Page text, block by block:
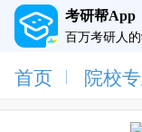
考研帮App
百万考研人
首页 院校